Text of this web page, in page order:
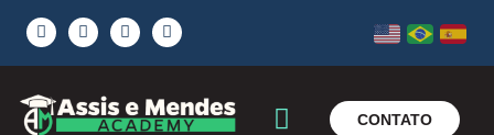
CONTATO